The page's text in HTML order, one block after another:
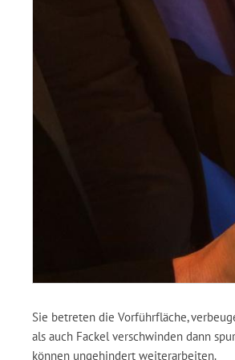
Sie betreten die Vorführfläche,
als auch Fackel verschwinden dann
können ungehindert weiterarbeiten.